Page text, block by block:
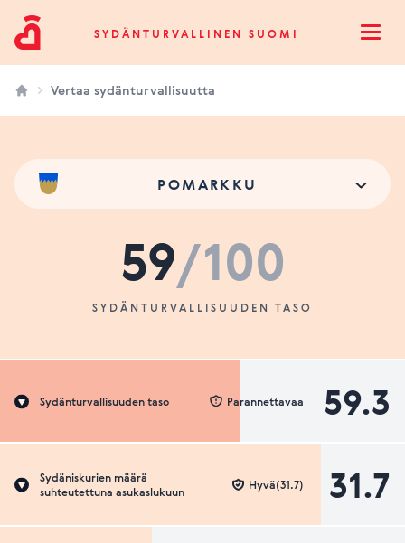
Sydänturvallinen SuomiSYDÄNTURVALLINEN SUOMI
Vertaa sydänturvallisuutta
POMARKKU
59/100
SYDÄNTURVALLISUUDEN TASO
Sydänturvallisuuden taso 59.3
Parannettavaa
Sydäniskurien määrä
suhteutettuna asukaslukuun
31.7
Hyvä(31.7)